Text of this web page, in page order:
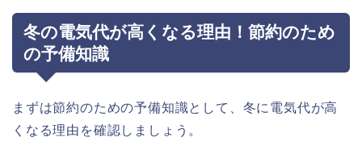
冬の電気代が高くなる理由！節約のため
の予備知識
まずは節約のための予備知識として、冬に電気代が高
くなる理由を確認しましょう。